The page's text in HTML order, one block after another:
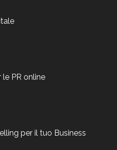
le PR online
per il tuo Business